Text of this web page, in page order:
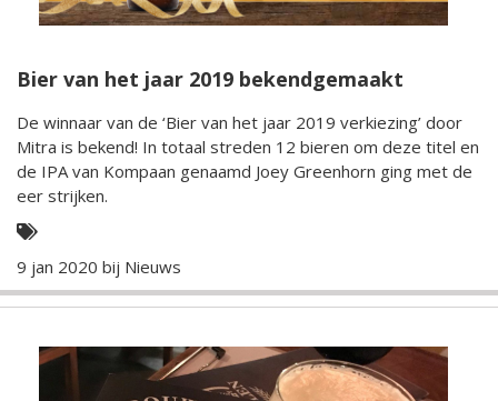
Bier van het jaar 2019 bekendgemaakt
De winnaar van de ‘Bier van het jaar 2019 verkiezing’ door
Mitra is bekend! In totaal streden 12 bieren om deze titel en
de IPA van Kompaan genaamd Joey Greenhorn ging met de
eer strijken.
9 jan 2020 bij Nieuws